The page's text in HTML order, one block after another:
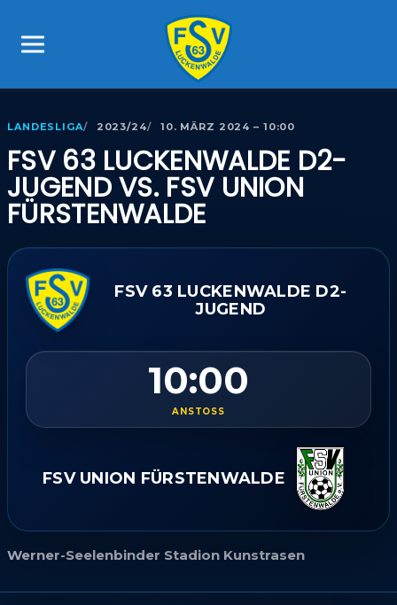
LANDESLIGA 2023/24 10. MÄRZ 2024 – 10:00
FSV 63 LUCKENWALDE D2-
JUGEND VS. FSV UNION
FÜRSTENWALDE
FSV 63 LUCKENWALDE D2-
JUGEND
10:00
ANSTOSS
FSV UNION FÜRSTENWALDE
Werner-Seelenbinder Stadion Kunstrasen